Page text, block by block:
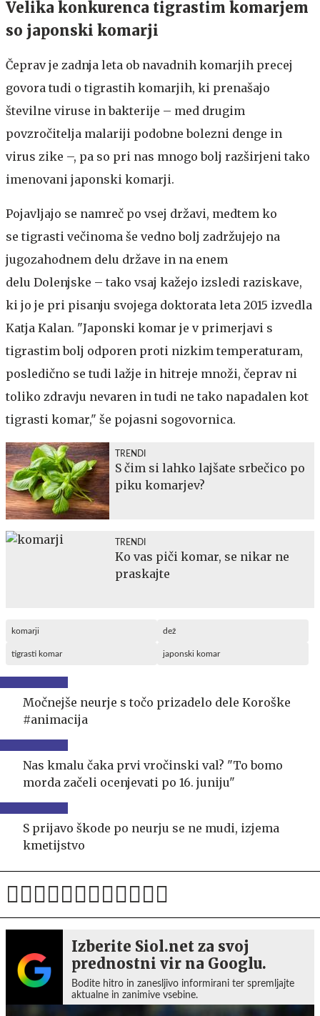
Velika konkurenca tigrastim komarjem
so japonski komarji
Čeprav je zadnja leta ob navadnih komarjih precej
govora tudi o tigrastih komarjih, ki prenašajo
številne viruse in bakterije – med drugim
povzročitelja malariji podobne bolezni denge in
virus zike –, pa so pri nas mnogo bolj razširjeni tako
imenovani japonski komarji.
Pojavljajo se namreč po vsej državi, medtem ko
se tigrasti večinoma še vedno bolj zadržujejo na
jugozahodnem delu države in na enem
delu Dolenjske – tako vsaj kažejo izsledi raziskave,
ki jo je pri pisanju svojega doktorata leta 2015 izvedla
Katja Kalan. "Japonski komar je v primerjavi s
tigrastim bolj odporen proti nizkim temperaturam,
posledično se tudi lažje in hitreje množi, čeprav ni
toliko zdravju nevaren in tudi ne tako napadalen kot
tigrasti komar," še pojasni sogovornica.
TRENDI
S čim si lahko lajšate srbečico po
piku komarjev?
TRENDI
Ko vas piči komar, se nikar ne
praskajte
komarji dež
tigrasti komar japonski komar
Močnejše neurje s točo prizadelo dele Koroške
#animacija
Nas kmalu čaka prvi vročinski val? "To bomo
morda začeli ocenjevati po 16. juniju"
S prijavo škode po neurju se ne mudi, izjema
kmetijstvo
Izberite Siol.net za svoj
prednostni vir na Googlu.
Bodite hitro in zanesljivo informirani ter spremljajte
aktualne in zanimive vsebine.